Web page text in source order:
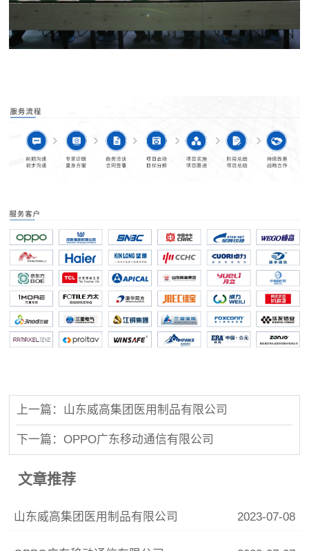
上一篇：山东威高集团医用制品有限公司
下一篇：OPPO广东移动通信有限公司
文章推荐
山东威高集团医用制品有限公司 2023-07-08